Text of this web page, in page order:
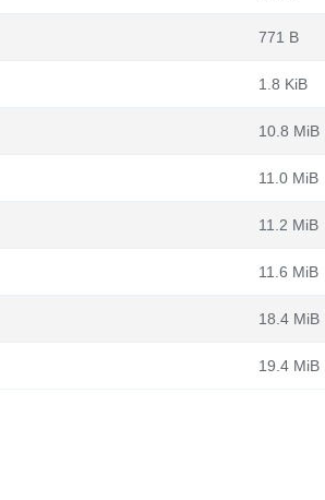
771 B
1.8 KiB
10.8 MiB
11.0 MiB
11.2 MiB
11.6 MiB
18.4 MiB
19.4 MiB